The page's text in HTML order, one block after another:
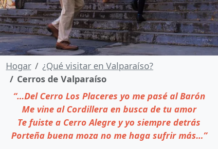
Hogar
¿Qué visitar en Valparaíso?
Cerros de Valparaíso
“…Del Cerro Los Placeres yo me pasé al Barón
Me vine al Cordillera en busca de tu amor
Te fuiste a Cerro Alegre y yo siempre detrás
Porteña buena moza no me haga sufrir más…”